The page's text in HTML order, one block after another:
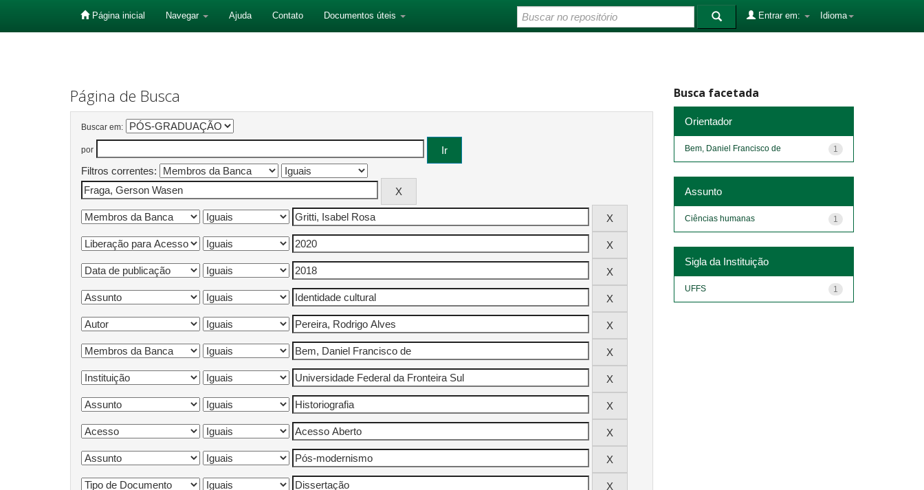
Página inicial Navegar Ajuda Contato Documentos úteis Idioma
Entrar em:
Página de Busca
Buscar em:
por
Filtros correntes:
Busca facetada
Orientador
1
Bem, Daniel Francisco de
Assunto
1
Ciências humanas
Sigla da Instituição
1
UFFS